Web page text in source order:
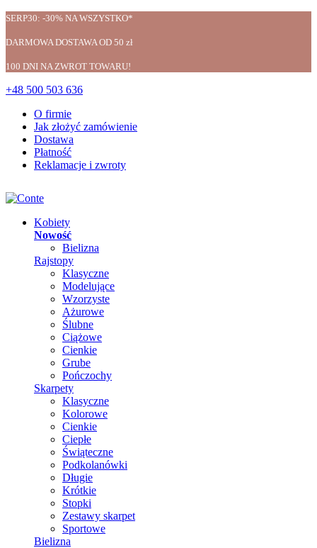
SERP30: -30% NA WSZYSTKO*
DARMOWA DOSTAWA OD 50 zł
100 DNI NA ZWROT TOWARU!
+48 500 503 636
O firmie
Jak złożyć zamówienie
Dostawa
Płatność
Reklamacje i zwroty
Kobiety
Nowość
Bielizna
Rajstopy
Klasyczne
Modelujące
Wzorzyste
Ażurowe
Ślubne
Ciążowe
Cienkie
Grube
Pończochy
Skarpety
Klasyczne
Kolorowe
Cienkie
Ciepłe
Świąteczne
Podkolanówki
Długie
Krótkie
Stopki
Zestawy skarpet
Sportowe
Bielizna